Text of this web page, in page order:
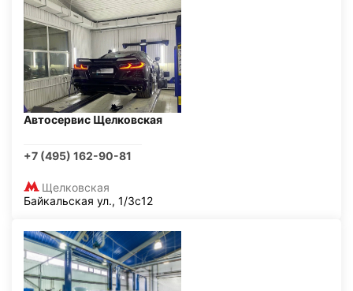
Автосервис Щелковская
+7 (495) 162-90-81
Щелковская
Байкальская ул., 1/3с12